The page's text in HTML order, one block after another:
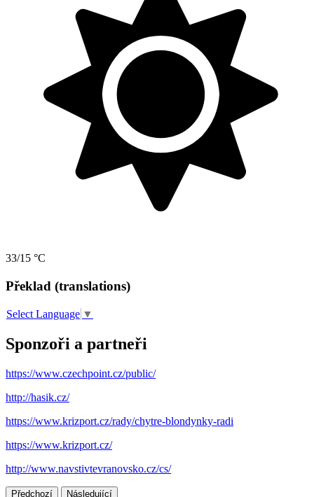
33/15 °C
Překlad (translations)
Select Language ▼
Sponzoři a partneři
https://www.czechpoint.cz/public/
http://hasik.cz/
https://www.krizport.cz/rady/chytre-blondynky-radi
https://www.krizport.cz/
http://www.navstivtevranovsko.cz/cs/
Předchozí Následující